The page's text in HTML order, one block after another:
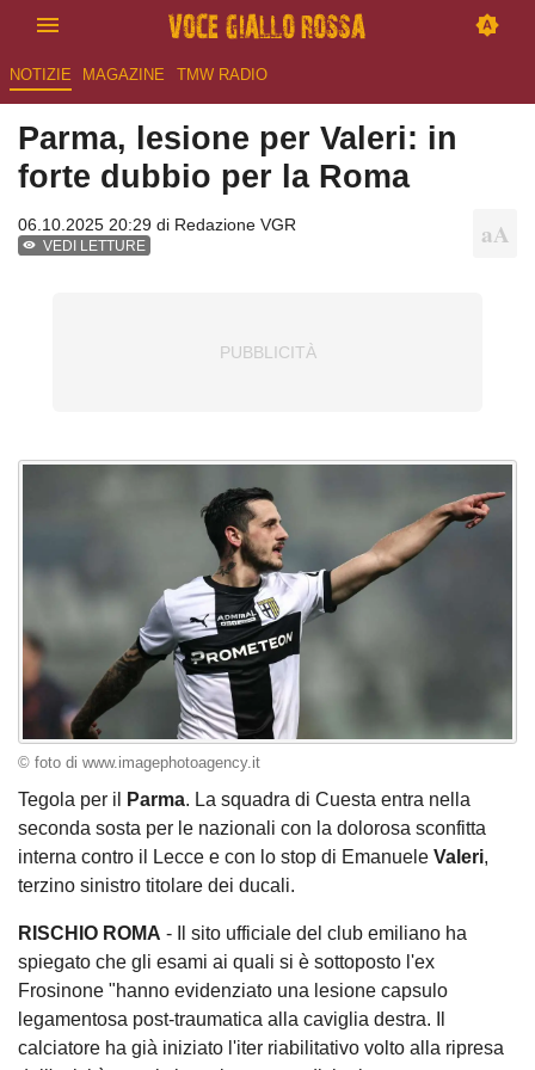
NOTIZIE MAGAZINE TMW RADIO
Parma, lesione per Valeri: in
forte dubbio per la Roma
06.10.2025 20:29 di Redazione VGR
VEDI LETTURE
© foto di www.imagephotoagency.it
Tegola per il Parma. La squadra di Cuesta entra nella
seconda sosta per le nazionali con la dolorosa sconfitta
interna contro il Lecce e con lo stop di Emanuele Valeri,
terzino sinistro titolare dei ducali.
RISCHIO ROMA - Il sito ufficiale del club emiliano ha
spiegato che gli esami ai quali si è sottoposto l'ex
Frosinone "hanno evidenziato una lesione capsulo
legamentosa post-traumatica alla caviglia destra. Il
calciatore ha già iniziato l'iter riabilitativo volto alla ripresa